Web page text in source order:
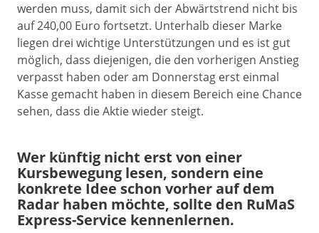
werden muss, damit sich der Abwärtstrend nicht bis
auf 240,00 Euro fortsetzt. Unterhalb dieser Marke
liegen drei wichtige Unterstützungen und es ist gut
möglich, dass diejenigen, die den vorherigen Anstieg
verpasst haben oder am Donnerstag erst einmal
Kasse gemacht haben in diesem Bereich eine Chance
sehen, dass die Aktie wieder steigt.
Wer künftig nicht erst von einer
Kursbewegung lesen, sondern eine
konkrete Idee schon vorher auf dem
Radar haben möchte, sollte den RuMaS
Express-Service kennenlernen.